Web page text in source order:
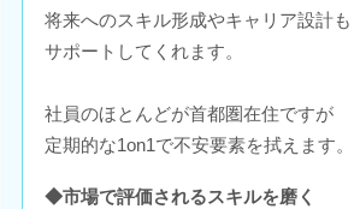
将来へのスキル形成やキャリア設計も
サポートしてくれます。
社員のほとんどが首都圏在住ですが
定期的な1on1で不安要素を拭えます。
◆市場で評価されるスキルを磨く